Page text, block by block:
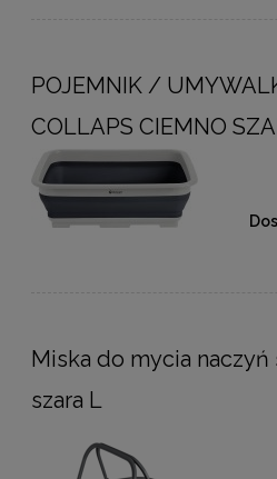
POJEMNIK /
COLLAPS CIEMNO
Miska do mycia naczyń
szara L